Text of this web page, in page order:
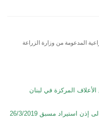
المدعومة من وزارة الزراعة
الأعلاف المركزة في لبنان